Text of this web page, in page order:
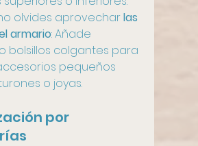
olvides aprovechar las
armario: Añade
bolsillos colgantes para
pequeños
o joyas.
por